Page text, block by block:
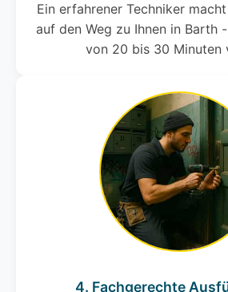
Ein erfahrener Techniker
auf den Weg zu Ihnen in Barth
von 20 bis 30 Minuten
4. Fachgerechte